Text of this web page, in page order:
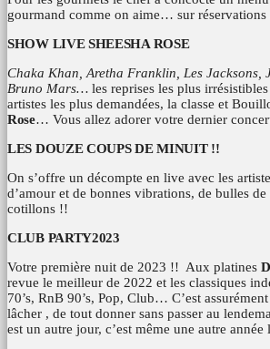
gourmand comme on aime… sur réservations
SHOW LIVE SHEESHA ROSE
Chaka Khan, Aretha Franklin, Les Jacksons,
Bruno Mars… les reprises les plus
artistes les plus demandées, la classe et
Rose… Vous allez adorer votre dernier
LES DOUZE COUPS DE MINUIT !!
On s’offre un décompte en live avec les
d’amour et de bonnes vibrations, de bulles de
cotillons !!
CLUB PARTY2023
Votre première nuit de 2023 !! Aux platines
revue le meilleur de 2022 et les classiques
70’s, RnB 90’s, Pop, Club… C’est
lâcher , de tout donner sans passer au
est un autre jour, c’est même une autre